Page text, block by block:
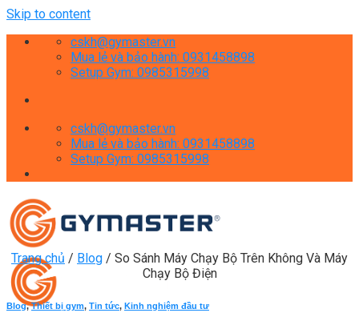
Skip to content
cskh@gymaster.vn
Mua lẻ và bảo hành: 0931458898
Setup Gym: 0985315998
cskh@gymaster.vn
Mua lẻ và bảo hành: 0931458898
Setup Gym: 0985315998
Trang chủ / Blog / So Sánh Máy Chạy Bộ Trên Không Và Máy
Chạy Bộ Điện
Blog,Thiết bị gym, Tin tức, Kinh nghiệm đầu tư